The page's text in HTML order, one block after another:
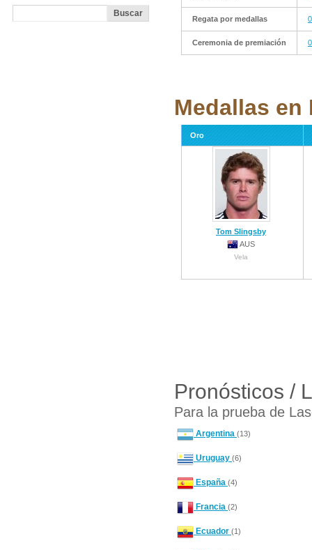
Regata por medallas
Ceremonia de premiación
Medallas en
Oro
Tom Slingsby
AUS
Vela
Pronósticos /
Para la prueba de
Argentina (13)
Uruguay (6)
España (4)
Francia (2)
Ecuador (1)